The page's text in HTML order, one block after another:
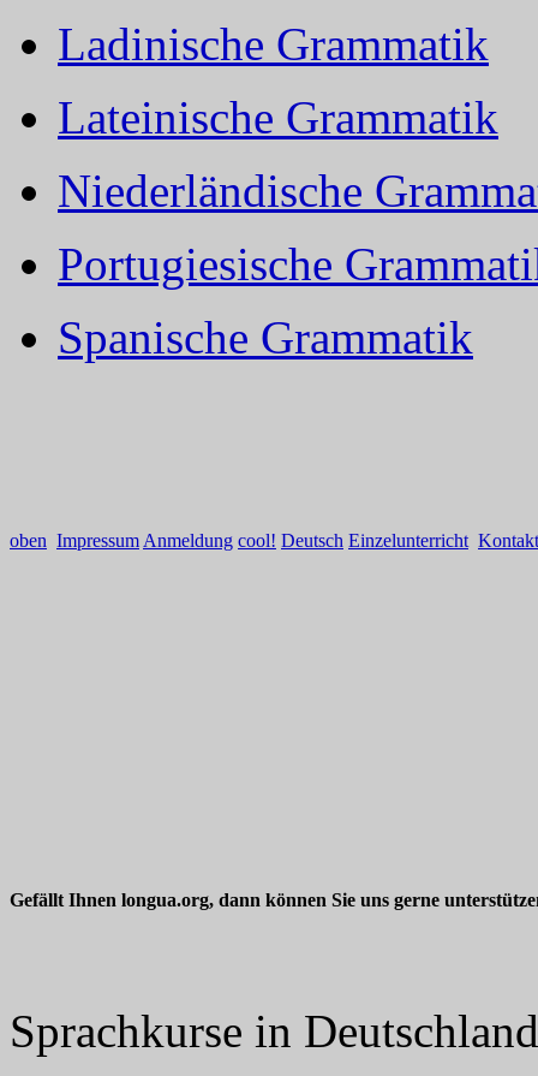
Ladinische Grammatik
Lateinische Grammatik
Niederländische
Portugiesische
Spanische Grammatik
oben Impressum Anmeldung cool! Deutsch Einzelunterricht Kontakt
Gefällt Ihnen longua.org, dann können Sie uns gerne
Sprachkurse in